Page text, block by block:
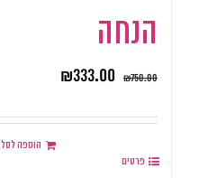
הנחה
₪750.00
₪333.00
הוספה לסל
פרטים